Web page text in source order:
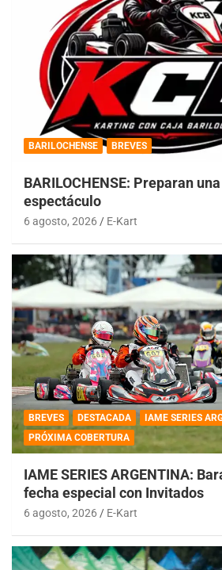
BARILOCHENSE BREVES
BARILOCHENSE: Preparan
espectáculo
6 agosto, 2026 E-Kart
BREVES DESTACADA
IAME SERIES
PRÓXIMA COBERTURA
IAME SERIES ARGENTINA:
fecha especial con Invitados
6 agosto, 2026 E-Kart